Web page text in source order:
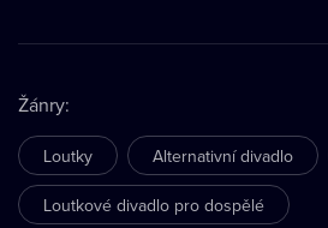
Žánry:
Loutky Alternativní divadlo
Loutkové divadlo pro dospělé